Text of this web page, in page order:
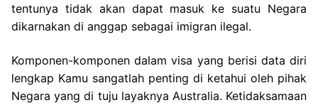
tentunya tidak akan dapat masuk ke suatu Negara
dikarnakan di anggap sebagai imigran ilegal.
Komponen-komponen dalam visa yang berisi data diri
lengkap Kamu sangatlah penting di ketahui oleh pihak
Negara yang di tuju layaknya Australia. Ketidaksamaan